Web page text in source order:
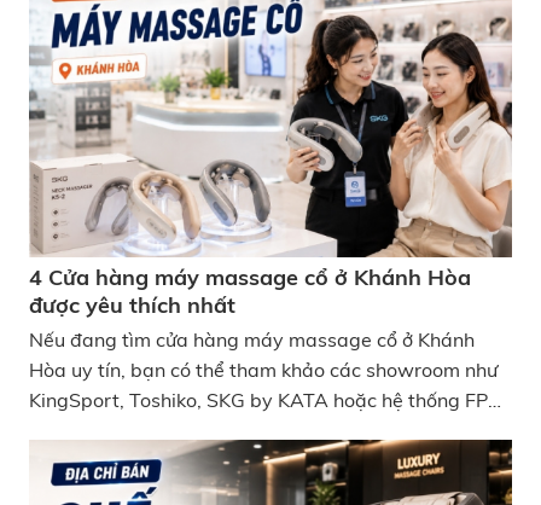
4 Cửa hàng máy massage cổ ở Khánh Hòa
được yêu thích nhất
Nếu đang tìm cửa hàng máy massage cổ ở Khánh
Hòa uy tín, bạn có thể tham khảo các showroom như
KingSport, Toshiko, SKG by KATA hoặc hệ thống FPT
máy massage cổ vai gáy chính hãng, có bảo hành rõ
ràng và nhiều mẫu mã để trải nghiệm trực tiếp trước